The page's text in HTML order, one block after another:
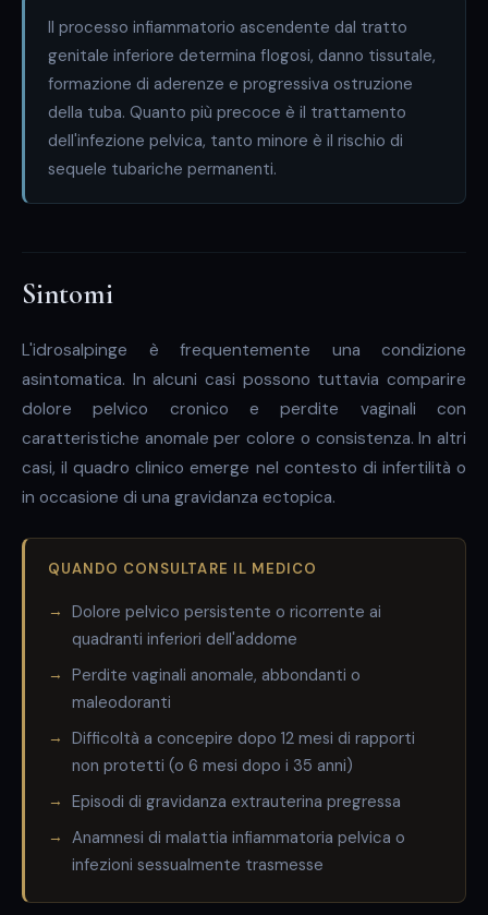
Il processo infiammatorio ascendente dal tratto
genitale inferiore determina flogosi, danno tissutale,
formazione di aderenze e progressiva ostruzione
della tuba. Quanto più precoce è il trattamento
dell'infezione pelvica, tanto minore è il rischio di
sequele tubariche permanenti.
Sintomi
L'idrosalpinge è frequentemente una condizione
asintomatica. In alcuni casi possono tuttavia comparire
dolore pelvico cronico e perdite vaginali con
caratteristiche anomale per colore o consistenza. In altri
casi, il quadro clinico emerge nel contesto di infertilità o
in occasione di una gravidanza ectopica.
QUANDO CONSULTARE IL MEDICO
Dolore pelvico persistente o ricorrente ai
quadranti inferiori dell'addome
Perdite vaginali anomale, abbondanti o
maleodoranti
Difficoltà a concepire dopo 12 mesi di rapporti
non protetti (o 6 mesi dopo i 35 anni)
Episodi di gravidanza extrauterina pregressa
Anamnesi di malattia infiammatoria pelvica o
infezioni sessualmente trasmesse